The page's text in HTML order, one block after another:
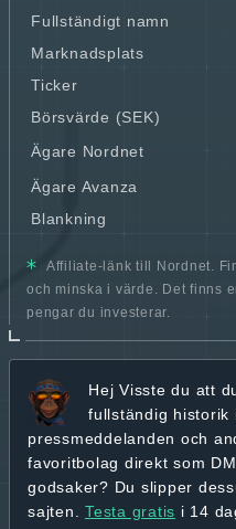
Fullständigt namn
Marknadsplats
Ticker
Börsvärde (SEK)
Ägare Nordnet
Ägare Avanza
Blankning
Affiliate-länk till Nordnet.
och minska i värde. Det finns
pengar du investerar.
Hej Visste du att
fullständig historik
pressmeddelanden och
favoritbolag direkt som
godsaker? Du slipper
sajten. Testa gratis i 14